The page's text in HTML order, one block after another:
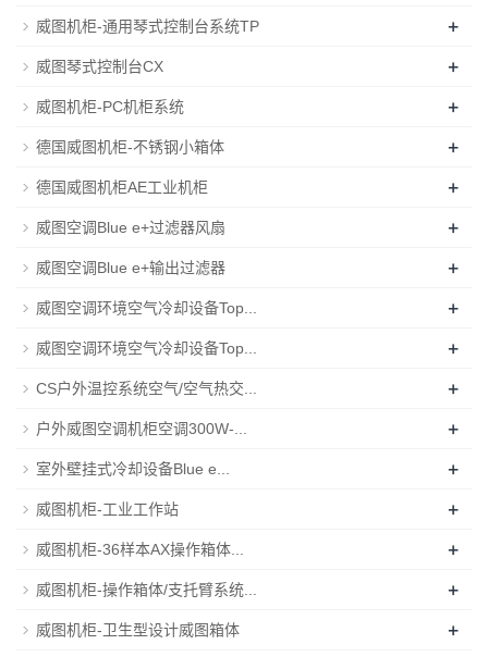
威图机柜-通用琴式控制台系统TP +
威图琴式控制台CX +
威图机柜-PC机柜系统 +
德国威图机柜-不锈钢小箱体 +
德国威图机柜AE工业机柜 +
威图空调Blue e+过滤器风扇 +
威图空调Blue e+输出过滤器 +
威图空调环境空气冷却设备Top... +
威图空调环境空气冷却设备Top... +
CS户外温控系统空气/空气热交... +
户外威图空调机柜空调300W-... +
室外壁挂式冷却设备Blue e... +
威图机柜-工业工作站 +
威图机柜-36样本AX操作箱体... +
威图机柜-操作箱体/支托臂系统... +
威图机柜-卫生型设计威图箱体
+